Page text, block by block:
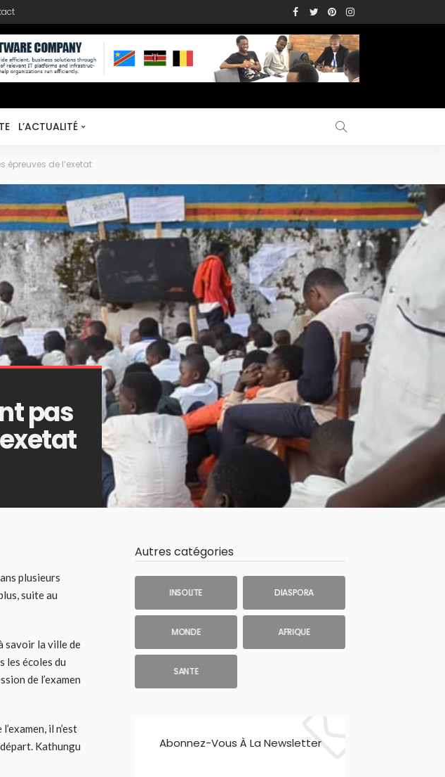
L’ACTUALITÉ
épreuves de l’exetat
pas
plusieurs
suite au
savoir la ville de
les écoles du
de l’examen
il n’est
Kathungu
Autres catégories
INSOLITE DIASPORA
MONDE AFRIQUE
SANTE
Abonnez-Vous À La Newsletter